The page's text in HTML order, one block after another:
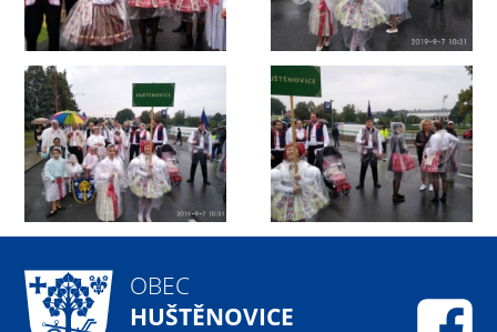
OBEC
HUŠTĚNOVICE